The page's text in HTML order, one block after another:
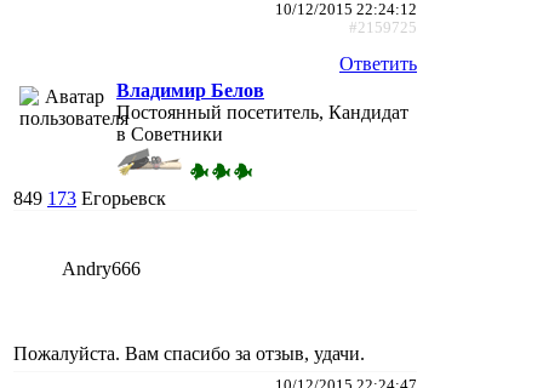
10/12/2015 22:24:12
#2159725
Ответить
Владимир Белов
Постоянный посетитель, Кандидат
в Советники
849 173 Егорьевск
Andry666
Пожалуйста. Вам спасибо за отзыв, удачи.